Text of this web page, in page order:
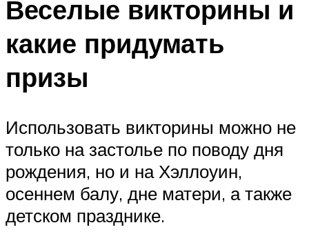
Веселые викторины и
какие придумать
призы
Использовать викторины можно не
только на застолье по поводу дня
рождения, но и на Хэллоуин,
осеннем балу, дне матери, а также
детском празднике.